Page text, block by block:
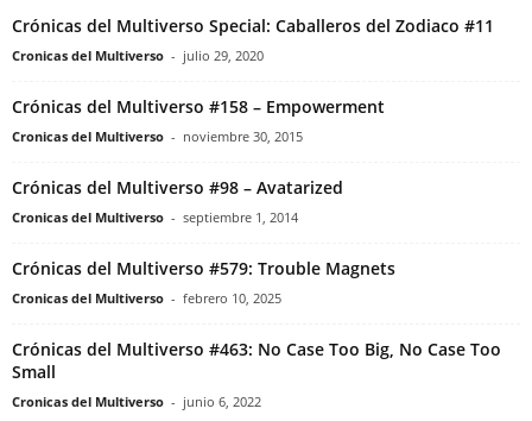
Crónicas del Multiverso Special: Caballeros del Zodiaco #11
Cronicas del Multiverso - julio 29, 2020
Crónicas del Multiverso #158 – Empowerment
Cronicas del Multiverso - noviembre 30, 2015
Crónicas del Multiverso #98 – Avatarized
Cronicas del Multiverso - septiembre 1, 2014
Crónicas del Multiverso #579: Trouble Magnets
Cronicas del Multiverso - febrero 10, 2025
Crónicas del Multiverso #463: No Case Too Big, No Case Too
Small
Cronicas del Multiverso - junio 6, 2022